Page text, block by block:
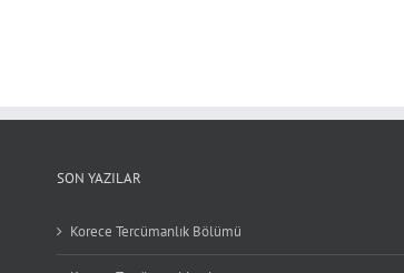
SON YAZILAR
Korece Tercümanlık Bölümü